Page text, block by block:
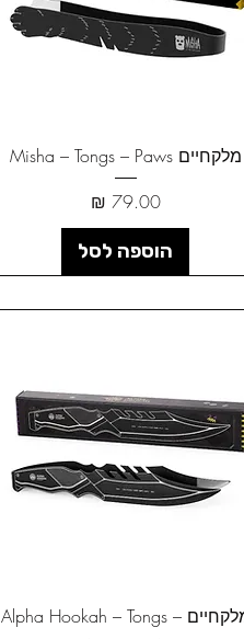
מלקחיים Misha – Tongs – Paws
מחיר‏79.00 ‏₪
הוספה לסל
מלקחיים Alpha Hookah – Tongs –